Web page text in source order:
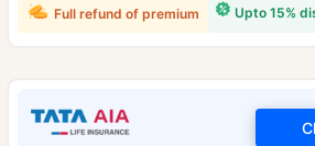
Upto 15%
Full refund of premium